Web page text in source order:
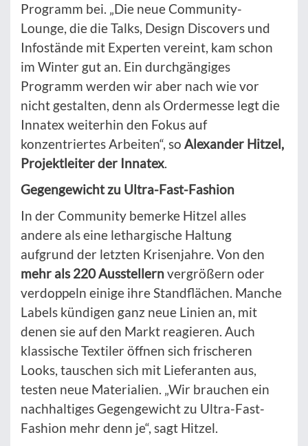
Programm bei. „Die neue Community-
Lounge, die die Talks, Design Discovers und
Infostände mit Experten vereint, kam schon
im Winter gut an. Ein durchgängiges
Programm werden wir aber nach wie vor
nicht gestalten, denn als Ordermesse legt die
Innatex weiterhin den Fokus auf
konzentriertes Arbeiten“, so Alexander Hitzel,
Projektleiter der Innatex.
Gegengewicht zu Ultra-Fast-Fashion
In der Community bemerke Hitzel alles
andere als eine lethargische Haltung
aufgrund der letzten Krisenjahre. Von den
mehr als 220 Ausstellernvergrößern oder
verdoppeln einige ihre Standflächen. Manche
Labels kündigen ganz neue Linien an, mit
denen sie auf den Markt reagieren. Auch
klassische Textiler öffnen sich frischeren
Looks, tauschen sich mit Lieferanten aus,
testen neue Materialien. „Wir brauchen ein
nachhaltiges Gegengewicht zu Ultra-Fast-
Fashion mehr denn je“, sagt Hitzel.